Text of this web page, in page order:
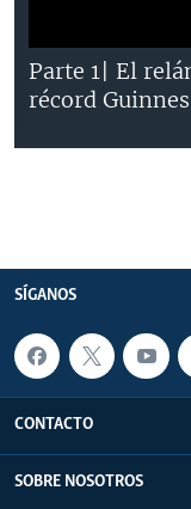
Parte 1| El
récord
SÍGANOS
CONTACTO
SOBRE NOSOTROS